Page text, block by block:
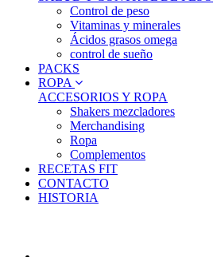
Control de peso
Vitaminas y minerales
Ácidos grasos omega
control de sueño
PACKS
ROPA
ACCESORIOS Y ROPA
Shakers mezcladores
Merchandising
Ropa
Complementos
RECETAS FIT
CONTACTO
HISTORIA